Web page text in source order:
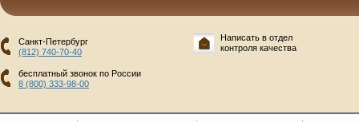
Санкт-Петербург
(812) 740-70-40
бесплатный звонок по России
8 (800) 333-98-00
Написать в отдел
контроля качества